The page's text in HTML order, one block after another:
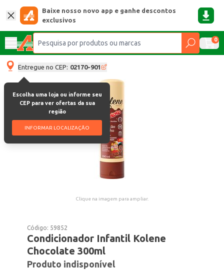
Baixe nosso novo app e ganhe descontos
exclusivos
0
Entregue no CEP: 02170-901
Escolha uma loja ou informe seu
CEP para ver ofertas da sua
região
INFORMAR LOCALIZAÇÃO
Clique na imagem para ampliar.
Código: 59852
Condicionador Infantil Kolene
Chocolate 300ml
Produto indisponível